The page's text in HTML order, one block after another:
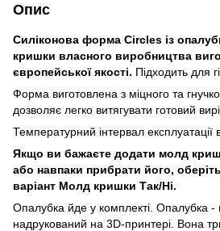
Опис
Силіконова форма Circles із
кришки власного виробництва
європейської якості. Підходить для
Форма виготовлена ​​з міцного та
дозволяє легко витягувати готовий
Температурний інтервал експлуатації
Якщо ви бажаєте додати молд
або навпаки прибрати його,
варіант Молд кришки Так/Ні.
Опалубка йде у комплекті. Опалубка -
надрукований на 3D-принтері. Вона